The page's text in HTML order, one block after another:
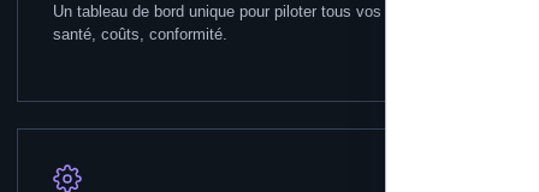
Un tableau de bord unique pour piloter tous vos usages IA :
santé, coûts, conformité.